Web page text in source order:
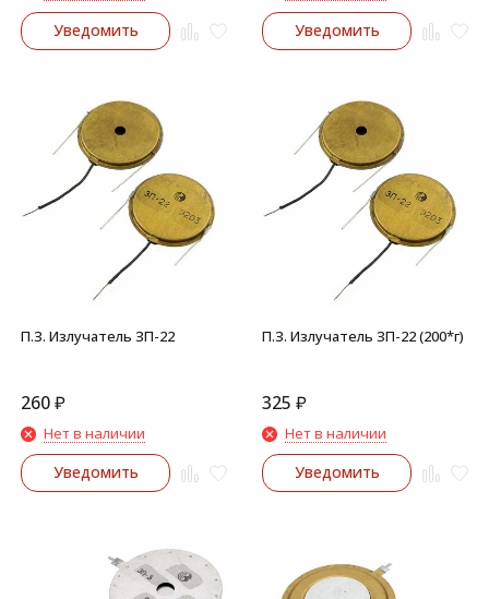
Уведомить Уведомить
П.З. Излучатель ЗП-22
260₽
Нет в наличии
Уведомить
П.З. Излучатель ЗП-22 (200*г)
325 ₽
Нет в наличии
Уведомить